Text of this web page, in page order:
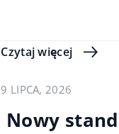
Czytaj więcej
Nowy
9 LIPCA, 2026